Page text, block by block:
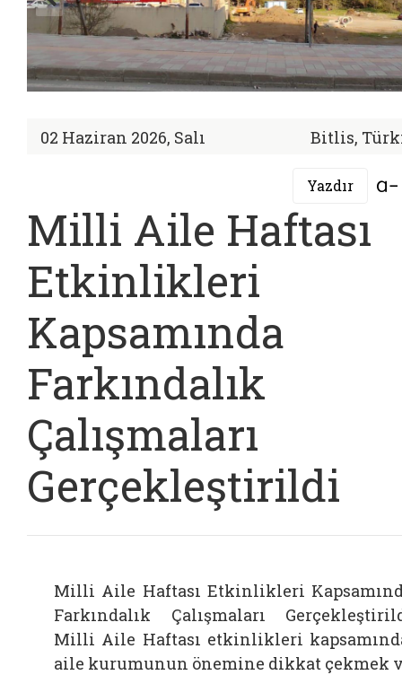
02 Haziran 2026, Salı Bitlis,
Yazdır
Milli Aile Haftası
Etkinlikleri
Kapsamında
Farkındalık
Çalışmaları
Gerçekleştirildi
Milli Aile Haftası Etkinlikleri
Farkındalık Çalışmaları
Milli Aile Haftası etkinlikleri
aile kurumunun önemine dikkat çekmek